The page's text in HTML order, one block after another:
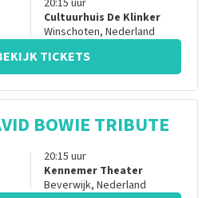
20:15 uur
Cultuurhuis De Klinker
Winschoten, Nederland
TICKETS
BOWIE TRIBUTE
20:15 uur
Kennemer Theater
Beverwijk, Nederland